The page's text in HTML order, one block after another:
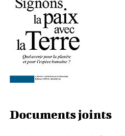
Documents joints